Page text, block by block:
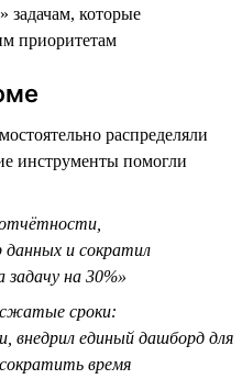
задачам, которые
приоритетам
распределяли
инструменты помогли
данных и сократил
на 30%»
сроки:
внедрил единый дашборд для
время